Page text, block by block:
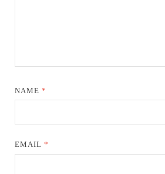
NAME*
EMAIL*